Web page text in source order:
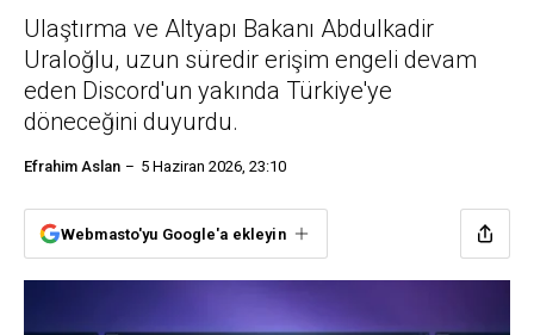
Ulaştırma ve Altyapı Bakanı Abdulkadir
Uraloğlu, uzun süredir erişim engeli devam
eden Discord'un yakında Türkiye'ye
döneceğini duyurdu.
Efrahim Aslan 5 Haziran 2026, 23:10
Webmasto'yu Google'a ekleyin